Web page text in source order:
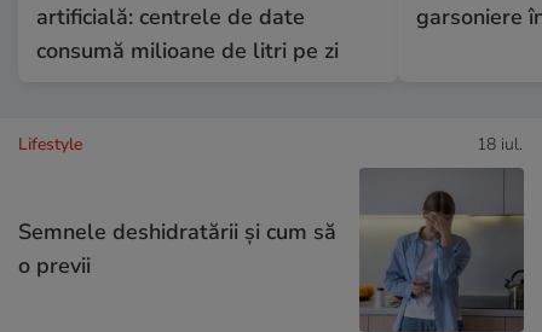
artificială: centrele de date
consumă milioane de litri pe zi
garsoniere
Lifestyle 18 iul.
Semnele deshidratării și cum să
o previi